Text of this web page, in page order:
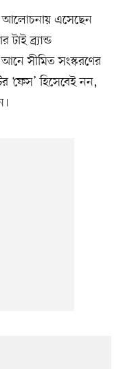
আলোচনায় এসেছেন
ব্র্যান্ড
সীমিত সংস্করণের
‘ফেস’ হিসেবেই নন,